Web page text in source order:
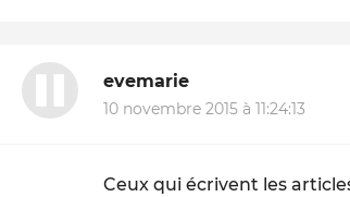
evemarie
10 novembre 2015 à 11:24:13
Ceux qui écrivent les